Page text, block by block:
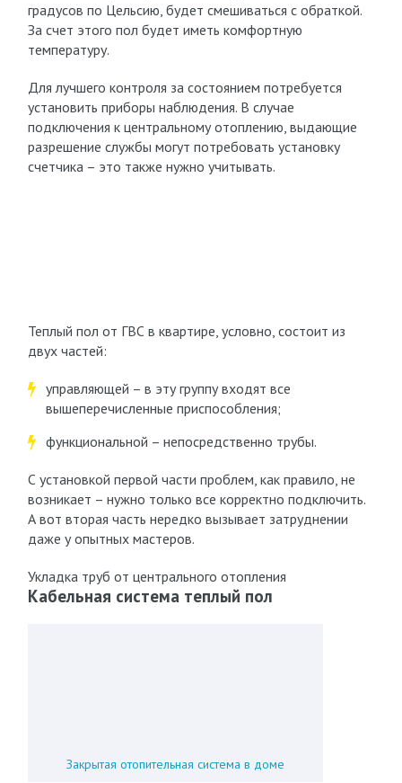
градусов по Цельсию, будет смешиваться с обраткой.
За счет этого пол будет иметь комфортную
температуру.
Для лучшего контроля за состоянием потребуется
установить приборы наблюдения. В случае
подключения к центральному отоплению, выдающие
разрешение службы могут потребовать установку
счетчика – это также нужно учитывать.
Теплый пол от ГВС в квартире, условно, состоит из
двух частей:
управляющей – в эту группу входят все
вышеперечисленные приспособления;
функциональной – непосредственно трубы.
С установкой первой части проблем, как правило, не
возникает – нужно только все корректно подключить.
А вот вторая часть нередко вызывает затруднении
даже у опытных мастеров.
Укладка труб от центрального отопления
Кабельная система теплый пол
Закрытая отопительная система в доме